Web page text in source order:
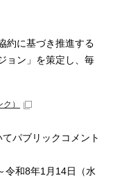
約に基づき推進する
ョン」を策定し、毎
）
パブリックコメント
令和8年1月14日（水